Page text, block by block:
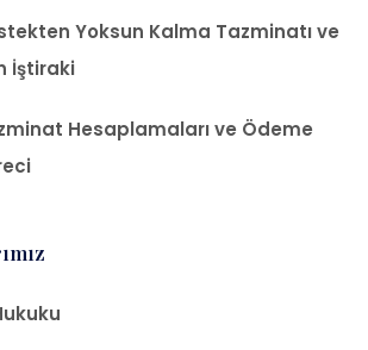
Yoksun Kalma Tazminatı ve
İştiraki
Hesaplamaları ve Ödeme